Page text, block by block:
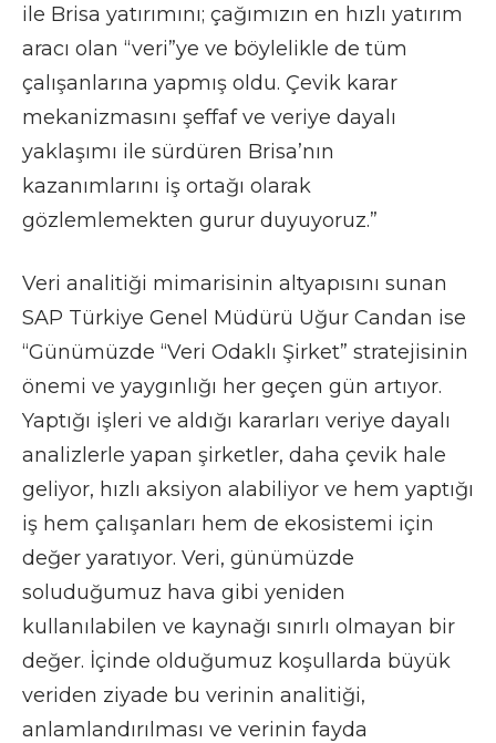
ile Brisa yatırımını; çağımızın en hızlı yatırım
aracı olan “veri”ye ve böylelikle de tüm
çalışanlarına yapmış oldu. Çevik karar
mekanizmasını şeffaf ve veriye dayalı
yaklaşımı ile sürdüren Brisa’nın
kazanımlarını iş ortağı olarak
gözlemlemekten gurur duyuyoruz.”
Veri analitiği mimarisinin altyapısını sunan
SAP Türkiye Genel Müdürü Uğur Candan ise
“Günümüzde “Veri Odaklı Şirket” stratejisinin
önemi ve yaygınlığı her geçen gün artıyor.
Yaptığı işleri ve aldığı kararları veriye dayalı
analizlerle yapan şirketler, daha çevik hale
geliyor, hızlı aksiyon alabiliyor ve hem yaptığı
iş hem çalışanları hem de ekosistemi için
değer yaratıyor. Veri, günümüzde
soluduğumuz hava gibi yeniden
kullanılabilen ve kaynağı sınırlı olmayan bir
değer. İçinde olduğumuz koşullarda büyük
veriden ziyade bu verinin analitiği,
anlamlandırılması ve verinin fayda